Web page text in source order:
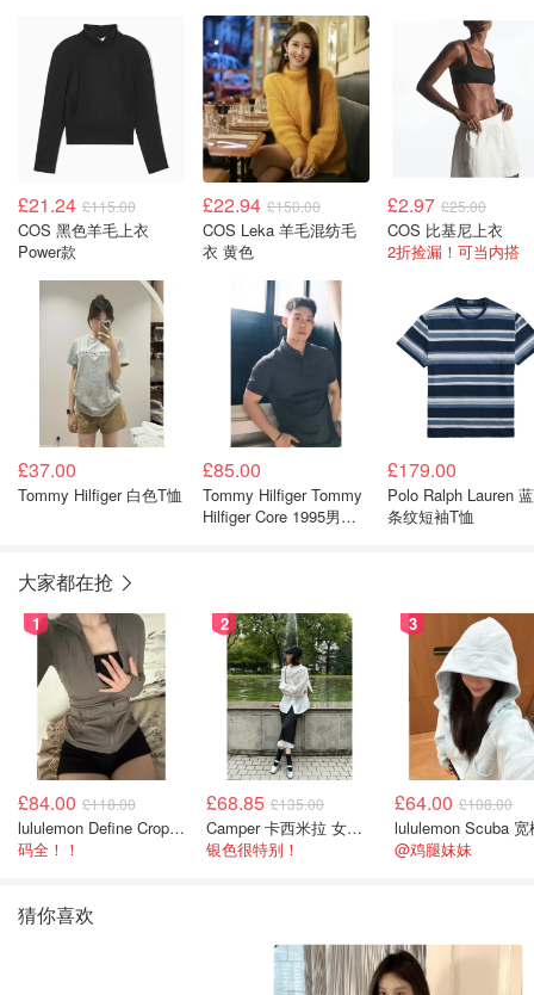
£21.24 £115.00
COS 黑色羊毛上衣
Power款
£22.94 £150.00
COS Leka 羊毛混纺毛
衣 黄色
£2.97 £25.00
COS 比基尼上衣
2折捡漏！可当内搭
£37.00
Tommy Hilfiger 白色T恤
£85.00
Tommy Hilfiger Tommy
Hilfiger Core 1995男士
£179.00
Polo Ralph Lauren
条纹短袖T恤
大家都在抢
1
£84.00 £118.00
lululemon Define Cropped Jacket Nulu 短款夹克
码全！！
2
£68.85 £135.00
Camper 卡西米拉 女士鞋子
银色很特别！
3
£64.00 £108.00
@鸡腿妹妹
猜你喜欢